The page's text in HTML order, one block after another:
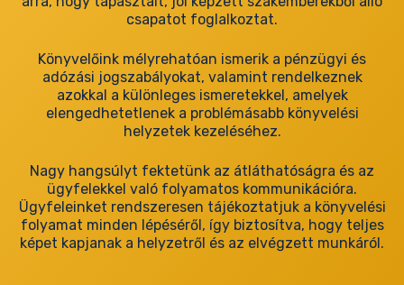
csapatot foglalkoztat.
Könyvelőink mélyrehatóan ismerik a pénzügyi és
adózási jogszabályokat, valamint rendelkeznek
azokkal a különleges ismeretekkel, amelyek
elengedhetetlenek a problémásabb könyvelési
helyzetek kezeléséhez.
Nagy hangsúlyt fektetünk az átláthatóságra és az
ügyfelekkel való folyamatos kommunikációra.
Ügyfeleinket rendszeresen tájékoztatjuk a könyvelési
folyamat minden lépéséről, így biztosítva, hogy teljes
képet kapjanak a helyzetről és az elvégzett munkáról.